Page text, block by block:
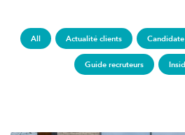
All Actualité clients
Guide recruteurs